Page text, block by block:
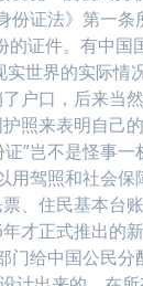
份证法》第一
证件。有中国
实世界的实际
户口，后来当
照来表明自己
”岂不是怪事
用驾照和社会保
、住民基本台
才正式推出的
门给中国公民